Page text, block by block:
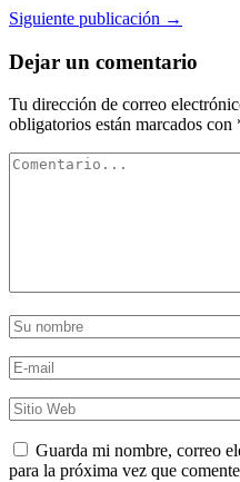
Siguiente publicación →
Dejar un comentario
Tu dirección de correo
obligatorios están marcados con
Guarda mi nombre, correo
para la próxima vez que